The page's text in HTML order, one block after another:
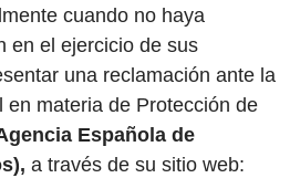
cuando no haya
en el ejercicio de sus
una reclamación ante la
en materia de Protección de
Española de
a través de su sitio web: